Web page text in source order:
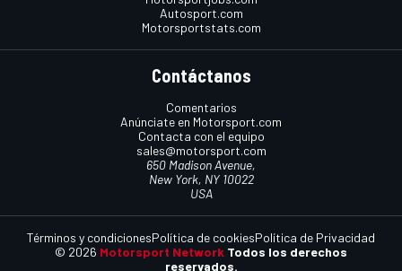
Autosport.com
Motorsportstats.com
Contáctanos
Comentarios
Anúnciate en Motorsport.com
Contacta con el equipo
sales@motorsport.com
650 Madison Avenue,
New York, NY 10022
USA
© 2026 Motorsport Network Todos los derechos
reservados.
Términos y condicionesPolítica de cookiesPolítica de Privacidad